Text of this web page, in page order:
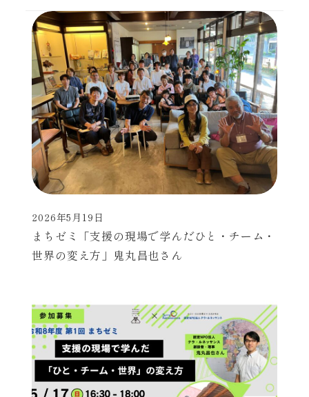
まちゼミ「支援の現場で学んだひと・チーム・
世界の変え方」鬼丸昌也さん
投稿日
2026年5月19日